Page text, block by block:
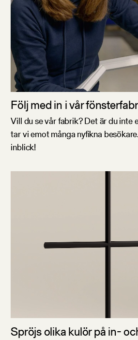
Följ med in i vår
Vill du se vår fabrik? Det är du inte
tar vi emot många nyfikna
inblick!
Spröjs olika kulör på in-